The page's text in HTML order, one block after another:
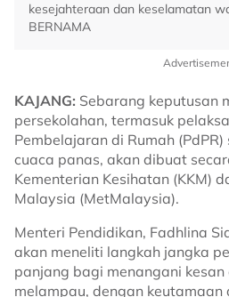
kesejahteraan dan keselamatan
BERNAMA
KAJANG: Sebarang keputusan
persekolahan, termasuk
Pembelajaran di Rumah
cuaca panas, akan dibuat
Kementerian Kesihatan (KKM)
Malaysia (MetMalaysia).
Menteri Pendidikan, Fadhlina
akan meneliti langkah jangka
panjang bagi menangani kesan
melampau, dengan keutamaan